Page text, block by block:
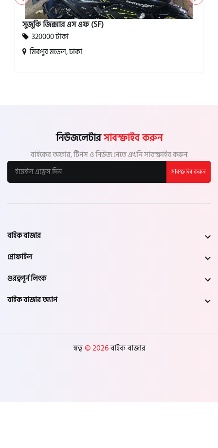
সুজুকি জিক্সার এস এফ (SF)
320000 টাকা
মিরপুর মডেল, ঢাকা
নিউজলেটারসাবস্ক্রাইব করুন
বাইকের অফার, টিপস ও নিউজ পেতে এখনি সাবস্ক্রাইব করুন
সাবস্ক্রাইব করুন
বাইক বাজার
প্রোফাইল
গুরত্বপূর্ন লিংক
বাইক বাজার অ্যাপ
স্বত্ব© 2026বাইক বাজার